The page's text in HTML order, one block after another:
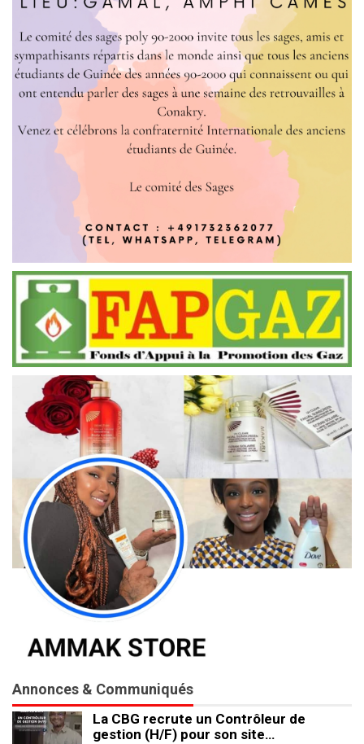
Annonces & Communiqués
La CBG recrute un Contrôleur de
gestion (H/F) pour son site…